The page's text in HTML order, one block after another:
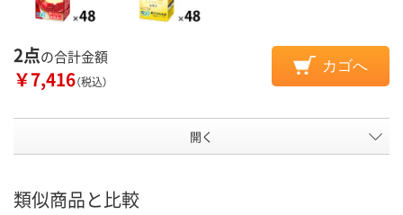
2点の合計金額
￥7,416（税込）
カゴへ
開く
類似商品と比較